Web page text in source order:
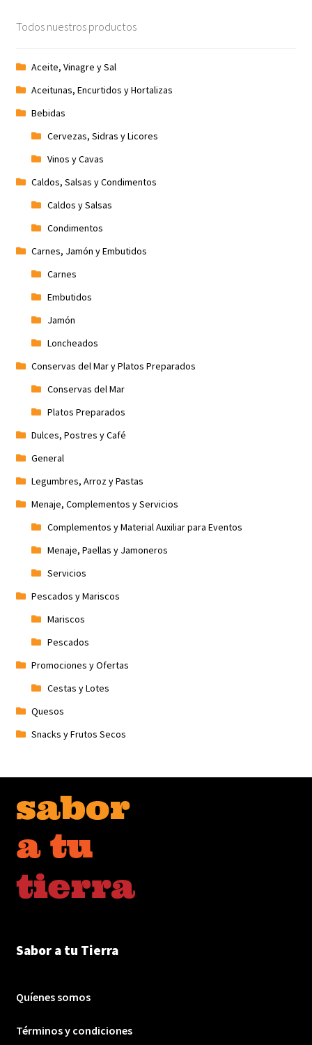
Todos nuestros productos
Aceite, Vinagre y Sal
Aceitunas, Encurtidos y Hortalizas
Bebidas
Cervezas, Sidras y Licores
Vinos y Cavas
Caldos, Salsas y Condimentos
Caldos y Salsas
Condimentos
Carnes, Jamón y Embutidos
Carnes
Embutidos
Jamón
Loncheados
Conservas del Mar y Platos Preparados
Conservas del Mar
Platos Preparados
Dulces, Postres y Café
General
Legumbres, Arroz y Pastas
Menaje, Complementos y Servicios
Complementos y Material Auxiliar para Eventos
Menaje, Paellas y Jamoneros
Servicios
Pescados y Mariscos
Mariscos
Pescados
Promociones y Ofertas
Cestas y Lotes
Quesos
Snacks y Frutos Secos
Sabor a tu Tierra
Quíenes somos
Términos y condiciones